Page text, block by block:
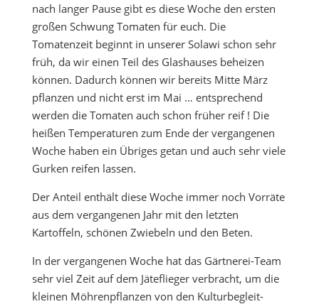
nach langer Pause gibt es diese Woche den ersten
großen Schwung Tomaten für euch. Die
Tomatenzeit beginnt in unserer Solawi schon sehr
früh, da wir einen Teil des Glashauses beheizen
können. Dadurch können wir bereits Mitte März
pflanzen und nicht erst im Mai … entsprechend
werden die Tomaten auch schon früher reif ! Die
heißen Temperaturen zum Ende der vergangenen
Woche haben ein Übriges getan und auch sehr viele
Gurken reifen lassen.
Der Anteil enthält diese Woche immer noch Vorräte
aus dem vergangenen Jahr mit den letzten
Kartoffeln, schönen Zwiebeln und den Beten.
In der vergangenen Woche hat das Gärtnerei-Team
sehr viel Zeit auf dem Jäteflieger verbracht, um die
kleinen Möhrenpflanzen von den Kulturbegleit-